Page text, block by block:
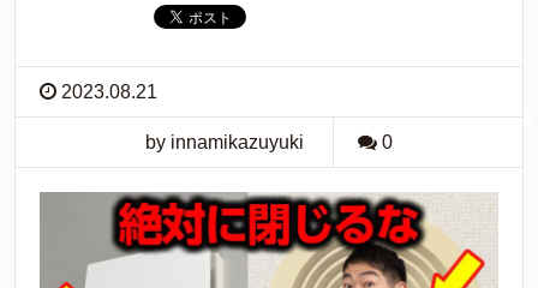
2023.08.21
by innamikazuyuki 0